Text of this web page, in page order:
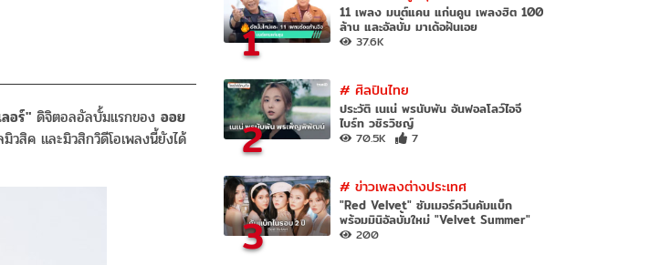
อร์" ดิจิตอลอัลบั้มแรกของ ออย
สิค และมิวสิกวิดีโอเพลงนี้ยังได้
1
11 เพลง มนต์แคน แก่นคูน เพลงฮิต 100
ล้าน และอัลบั้ม มาเด้อฝันเอย
37.6K
2
# ศิลปินไทย
ประวัติ เนเน่ พรนับพัน อันฟอลโลว์ไอจี
ไบร์ท วชิรวิชญ์
70.5K 7
3
# ข่าวเพลงต่างประเทศ
"Red Velvet" ซัมเมอร์ควีนคัมแบ็ก
พร้อมมินิอัลบั้มใหม่ "Velvet Summer"
200